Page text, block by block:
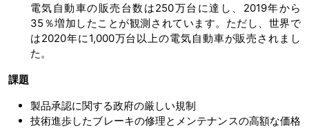
電気自動車の販売台数は250万台に達し、2019年から
35％増加したことが観測されています。ただし、世界で
は2020年に1,000万台以上の電気自動車が販売されまし
た。
課題
製品承認に関する政府の厳しい規制
技術進歩したブレーキの修理とメンテナンスの高額な価格